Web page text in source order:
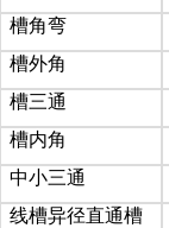
槽角弯
槽外角
槽三通
槽内角
中小三通
线槽异径直通槽